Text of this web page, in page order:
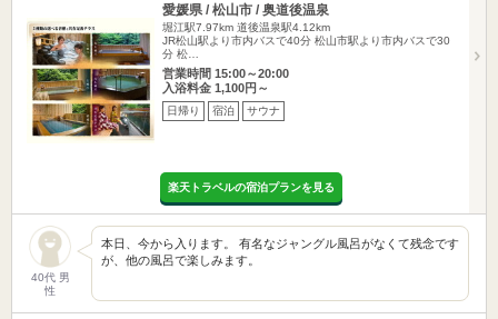
愛媛県 / 松山市 / 奥道後温泉
堀江駅7.97km 道後温泉駅4.12km
JR松山駅より市内バスで40分 松山市駅より市内バスで30
分 松…
営業時間 15:00～20:00
入浴料金 1,100円～
日帰り 宿泊 サウナ
楽天トラベルの宿泊プランを見る
40代 男
性
本日、今から入ります。 有名なジャングル風呂がなくて残念です
が、他の風呂で楽しみます。